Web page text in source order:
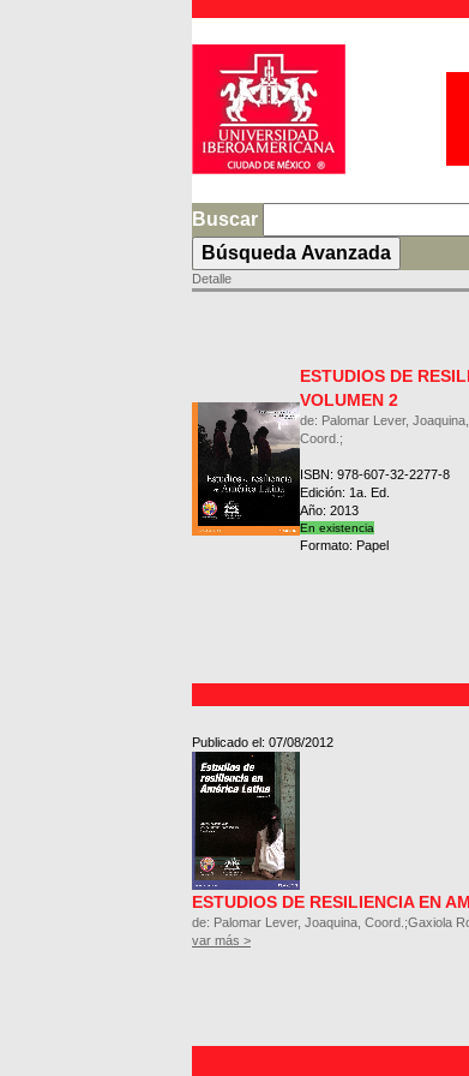
Buscar
Detalle
ESTUDIOS DE
VOLUMEN 2
de: Palomar Lever,
Coord.;
ISBN: 978-607-32-2277-8
Edición: 1a. Ed.
Año: 2013
En existencia
Formato: Papel
Publicado el: 07/08/2012
ESTUDIOS DE RESILIENCIA EN
de: Palomar Lever, Joaquina, Coord.;Gaxiola
var más >